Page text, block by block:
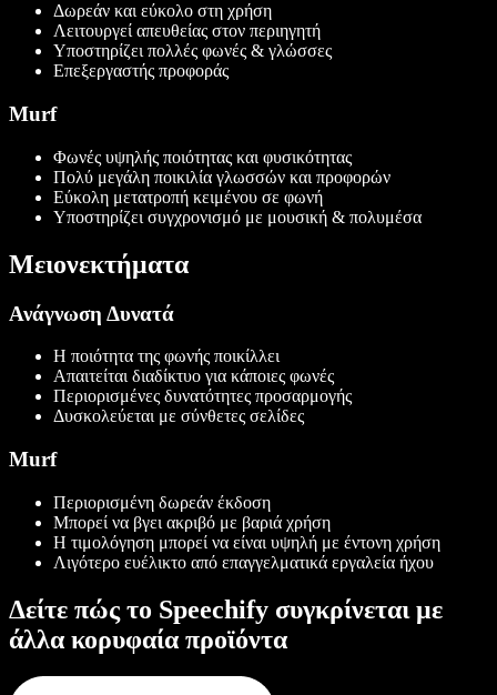
Δωρεάν και εύκολο στη χρήση
Λειτουργεί απευθείας στον περιηγητή
Υποστηρίζει πολλές φωνές & γλώσσες
Επεξεργαστής προφοράς
Murf
Φωνές υψηλής ποιότητας και φυσικότητας
Πολύ μεγάλη ποικιλία γλωσσών και προφορών
Εύκολη μετατροπή κειμένου σε φωνή
Υποστηρίζει συγχρονισμό με μουσική & πολυμέσα
Μειονεκτήματα
Ανάγνωση Δυνατά
Η ποιότητα της φωνής ποικίλλει
Απαιτείται διαδίκτυο για κάποιες φωνές
Περιορισμένες δυνατότητες προσαρμογής
Δυσκολεύεται με σύνθετες σελίδες
Murf
Περιορισμένη δωρεάν έκδοση
Μπορεί να βγει ακριβό με βαριά χρήση
Η τιμολόγηση μπορεί να είναι υψηλή με έντονη χρήση
Λιγότερο ευέλικτο από επαγγελματικά εργαλεία ήχου
Δείτε πώς το Speechify συγκρίνεται με
άλλα κορυφαία προϊόντα